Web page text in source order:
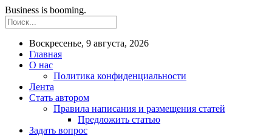
Business is booming.
Воскресенье, 9 августа, 2026
Главная
О нас
Политика конфиденциальности
Лента
Стать автором
Правила написания и размещения статей
Предложить статью
Задать вопрос